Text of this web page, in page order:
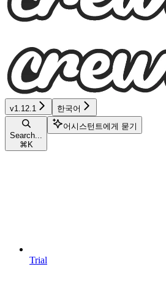
v1.12.1 한국어
Search...
⌘ K
어시스턴트에게 묻기
Trial